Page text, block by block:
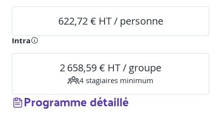
622,72 € HT / personne
Intra
2 658,59 € HT / groupe
4 stagiaires minimum
Programme détaillé